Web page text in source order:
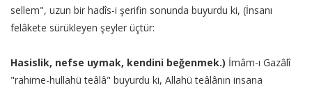
sellem", uzun bir hadîs-i şerifin sonunda buyurdu ki, (İnsanı
felâkete sürükleyen şeyler üçtür:
Hasislik, nefse uymak, kendini beğenmek.) İmâm-ı Gazâlî
"rahime-hullahü teâlâ" buyurdu ki, Allahü teâlânın insana